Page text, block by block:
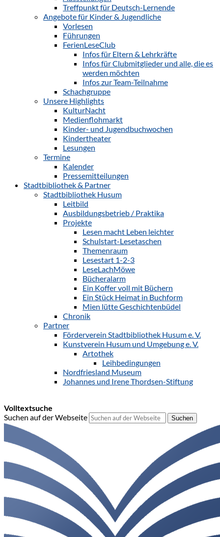
Treffpunkt für Deutsch-Lernende
Angebote für Kinder & Jugendliche
Vorlesen
Führungen
FerienLeseClub
Infos für Eltern & Lehrkräfte
Infos für Clubmitglieder und alle, die es
werden möchten
Infos zur Team-Teilnahme
Schachgruppe
Unsere Highlights
KulturNacht
Medienflohmarkt
Kinder- und Jugendbuchwochen
Kindertheater
Lesungen
Termine
Kalender
Pressemitteilungen
Stadtbibliothek & Partner
Stadtbibliothek Husum
Leitbild
Ausbildungsbetrieb / Praktika
Projekte
Lesen macht Leben leichter
Schulstart-Lesetaschen
Themenraum
Lesestart 1-2-3
LeseLachMöwe
Bücheralarm
Ein Koffer voll mit Büchern
Ein Stück Heimat in Buchform
Mien lütte Geschichtenbüdel
Chronik
Partner
Förderverein Stadtbibliothek Husum e. V.
Kunstverein Husum und Umgebung e. V.
Artothek
Leihbedingungen
Nordfriesland Museum
Johannes und Irene Thordsen-Stiftung
Volltextsuche
Suchen auf der Webseite
Suchen